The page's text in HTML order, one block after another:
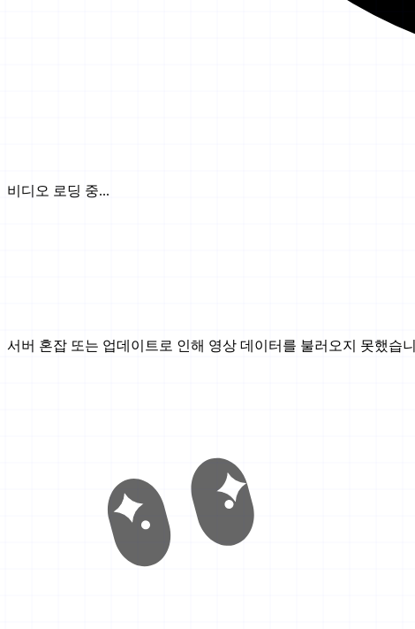
비디오 로딩 중...
서버 혼잡 또는 업데이트로 인해 영상 데이터를 불러오지 못했습